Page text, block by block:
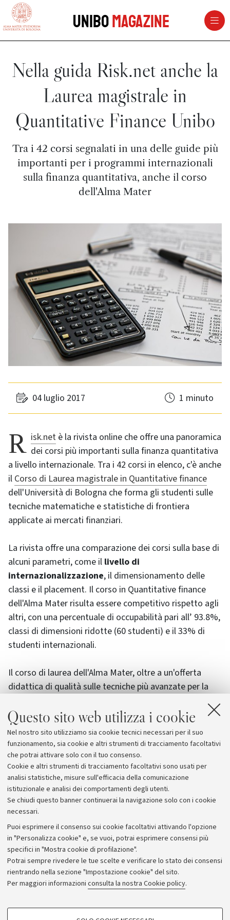
Questo sito web utilizza i cookie
Nel nostro sito utilizziamo sia cookie tecnici necessari per il suo
funzionamento, sia cookie e altri strumenti di tracciamento facoltativi
che potrai attivare solo con il tuo consenso.
Cookie e altri strumenti di tracciamento facoltativi sono usati per
analisi statistiche, misure sull'efficacia della comunicazione
istituzionale e analisi dei comportamenti degli utenti.
Se chiudi questo banner continuerai la navigazione solo con i cookie
necessari.
Puoi esprimere il consenso sui cookie facoltativi attivando l'opzione
in "Personalizza cookie" e, se vuoi, potrai esprimere consensi più
specifici in "Mostra cookie di profilazione".
Potrai sempre rivedere le tue scelte e verificare lo stato dei consensi
rientrando nella sezione "Impostazione cookie" del sito.
Per maggiori informazioni consulta la nostra Cookie policy.
COOKIE DI PROFILAZIONE - FACOLTATIVI
vai al contenuto della pagina
UniboMagazine
Nella guida Risk.net anche la
Laurea magistrale in
Quantitative Finance Unibo
Tra i 42 corsi segnalati in una delle guide più
importanti per i programmi internazionali
sulla finanza quantitativa, anche il corso
dell'Alma Mater
04 luglio 2017 1 minuto
Risk.net è la rivista online che offre una panoramica
dei corsi più importanti sulla finanza quantitativa
a livello internazionale. Tra i 42 corsi in elenco, c'è anche
il Corso di Laurea magistrale in Quantitative finance
dell'Università di Bologna che forma gli studenti sulle
tecniche matematiche e statistiche di frontiera
applicate ai mercati finanziari.
La rivista offre una comparazione dei corsi sulla base di
alcuni parametri, come il livello di
internazionalizzazione, il dimensionamento delle
classi e il placement. Il corso in Quantitative finance
dell'Alma Mater risulta essere competitivo rispetto agli
altri, con una percentuale di occupabilità pari all’ 93.8%,
classi di dimensioni ridotte (60 studenti) e il 33% di
studenti internazionali.
Il corso di laurea dell'Alma Mater, oltre a un'offerta
didattica di qualità sulle tecniche più avanzate per la
valutazione dei prodotti finanziari e assicurativi, offre ai
suoi studenti molteplici programmi volti a favorire la
rete di Alumni, esperienze di studio all'estero e il
coinvolgimento di docenti ed esperti provenienti dal
mondo dell’industria.
Archivio
Comunicati stampa
Redazione
Rassegna stampa